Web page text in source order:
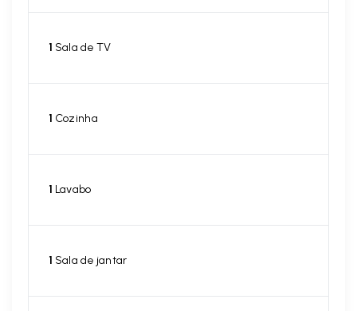
1 Sala de TV
1 Cozinha
1 Lavabo
1 Sala de jantar